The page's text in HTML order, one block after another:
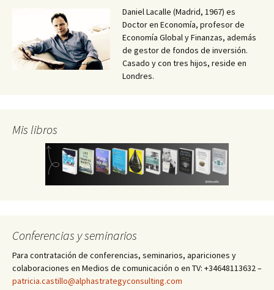
Daniel Lacalle (Madrid, 1967) es
Doctor en Economía, profesor de
Economía Global y Finanzas, además
de gestor de fondos de inversión.
Casado y con tres hijos, reside en
Londres.
Mis libros
Conferencias y seminarios
Para contratación de conferencias, seminarios, apariciones y
colaboraciones en Medios de comunicación o en TV: +34648113632 –
patricia.castillo@alphastrategyconsulting.com